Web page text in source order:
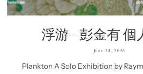
浮游 - 彭金有 個
June 30, 2026
Plankton A Solo Exhibition by